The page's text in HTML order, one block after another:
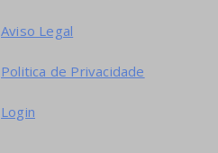
Aviso Legal
Politica de Privacidade
Login